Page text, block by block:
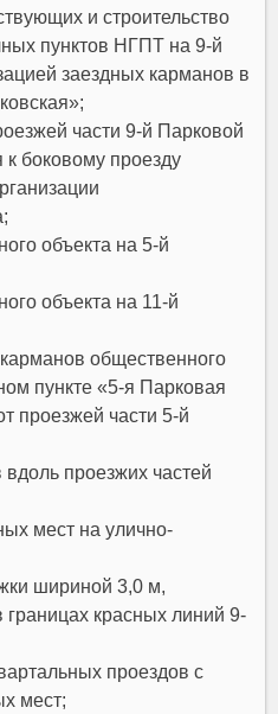
и строительство
пунктов НГПТ на 9-й
заездных карманов в
части 9-й Парковой
боковому проезду
объекта на 5-й
объекта на 11-й
общественного
пункте «5-я Парковая
проезжей части 5-й
проезжих частей
мест на улично-
шириной 3,0 м,
красных линий 9-
проездов с
мест;